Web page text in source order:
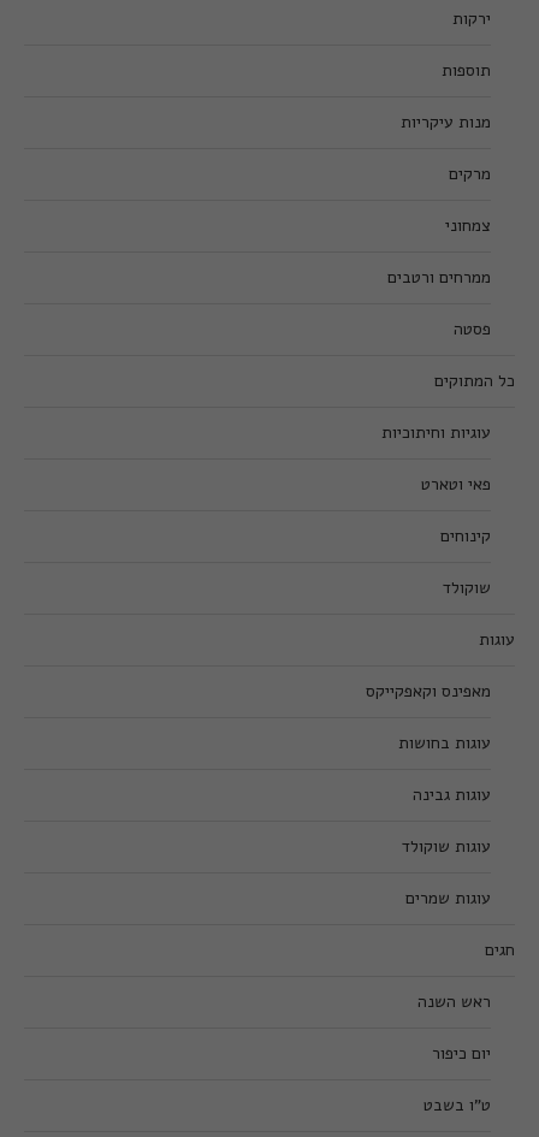
ירקות
תוספות
מנות עיקריות
מרקים
צמחוני
ממרחים ורטבים
פסטה
כל המתוקים
עוגיות וחיתוכיות
פאי וטארט
קינוחים
שוקולד
עוגות
מאפינס וקאפקייקס
עוגות בחושות
עוגות גבינה
עוגות שוקולד
עוגות שמרים
חגים
ראש השנה
יום כיפור
ט”ו בשבט